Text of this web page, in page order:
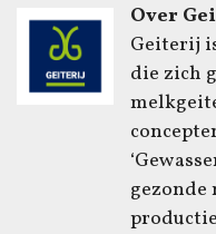
Over
Geiterij
die zich
gezonde